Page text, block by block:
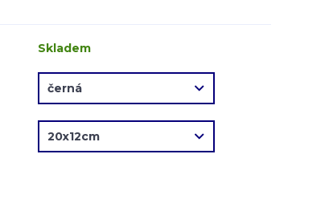
Skladem